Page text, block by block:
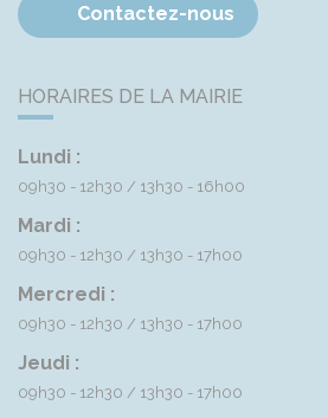
Contactez-nous
HORAIRES DE LA MAIRIE
Lundi :
09h30 - 12h30 13h30 - 16h00
Mardi :
09h30 - 12h30 13h30 - 17h00
Mercredi :
09h30 - 12h30 13h30 - 17h00
Jeudi :
09h30 - 12h30 13h30 - 17h00